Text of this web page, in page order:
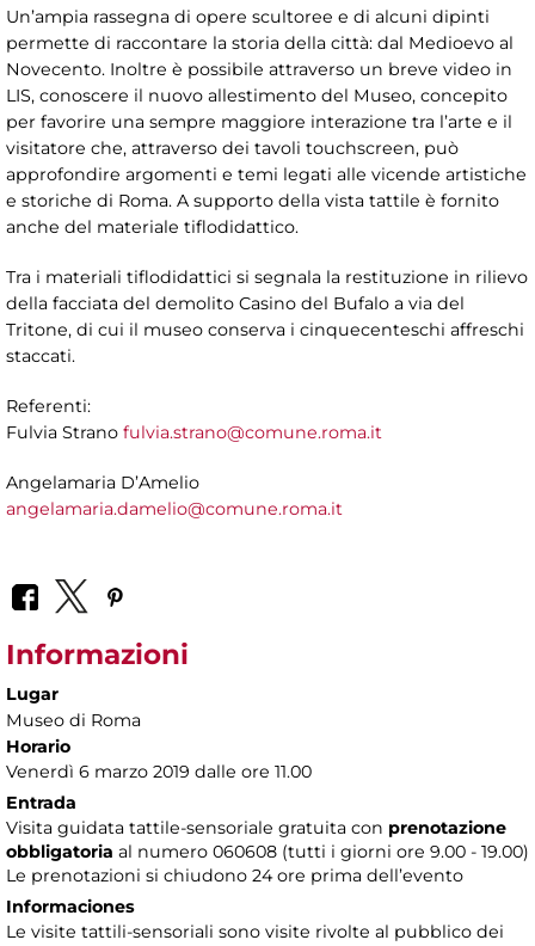
Un’ampia rassegna di opere scultoree e di alcuni dipinti
permette di raccontare la storia della città: dal Medioevo al
Novecento. Inoltre è possibile attraverso un breve video in
LIS, conoscere il nuovo allestimento del Museo, concepito
per favorire una sempre maggiore interazione tra l’arte e il
visitatore che, attraverso dei tavoli touchscreen, può
approfondire argomenti e temi legati alle vicende artistiche
e storiche di Roma. A supporto della vista tattile è fornito
anche del materiale tiflodidattico.
Tra i materiali tiflodidattici si segnala la restituzione in rilievo
della facciata del demolito Casino del Bufalo a via del
Tritone, di cui il museo conserva i cinquecenteschi affreschi
staccati.
Referenti:
Fulvia Strano fulvia.strano@comune.roma.it
Angelamaria D’Amelio
angelamaria.damelio@comune.roma.it
Informazioni
Lugar
Museo di Roma
Horario
Venerdì 6 marzo 2019 dalle ore 11.00
Entrada
Visita guidata tattile-sensoriale gratuita con prenotazione
obbligatoria al numero 060608 (tutti i giorni ore 9.00 - 19.00)
Le prenotazioni si chiudono 24 ore prima dell’evento
Informaciones
Le visite tattili-sensoriali sono visite rivolte al pubblico dei